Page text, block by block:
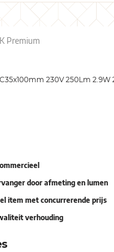
Premium
230V 250Lm 2.9W
door afmeting en lumen
item met concurrerende prijs
verhouding